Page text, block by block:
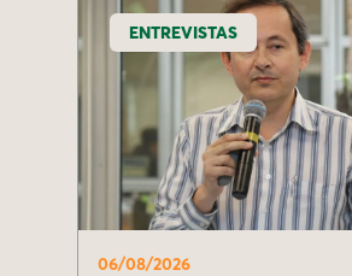
ENTREVISTAS
06/08/2026